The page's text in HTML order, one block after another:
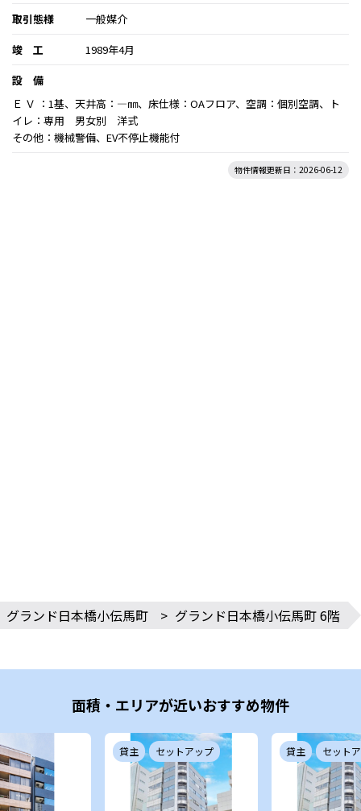
取引態様
一般媒介
竣 工
1989年4月
設 備
Ｅ Ｖ ：1基、天井高：―㎜、床仕様：OAフロア、空調：個別空調、ト
イレ：専用 男女別 洋式
その他：機械警備、EV不停止機能付
物件情報更新日：2026-06-12
グランド日本橋小伝馬町 > グランド日本橋小伝馬町 6階
面積・エリアが近いおすすめ物件
貸主 セットアップ 貸主 セット